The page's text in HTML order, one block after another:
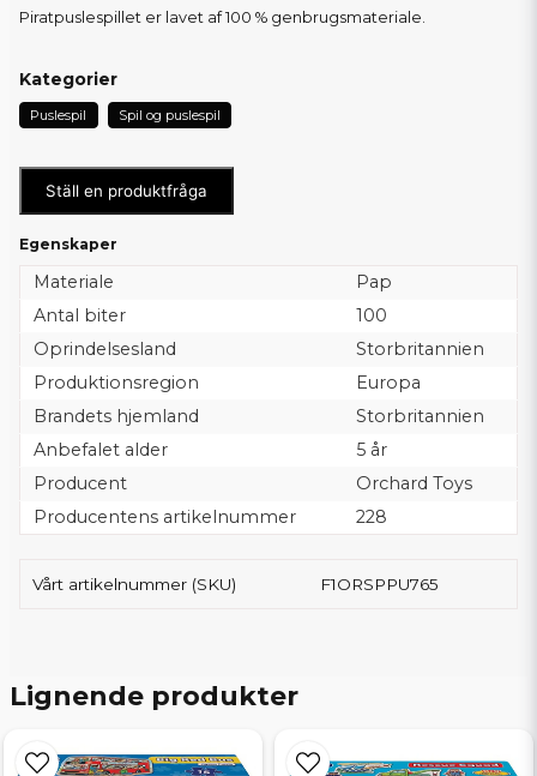
Piratpuslespillet er lavet af 100 % genbrugsmateriale.
Kategorier
Puslespil Spil og puslespil
Ställ en produktfråga
Egenskaper
Materiale
Pap
Antal biter
100
Oprindelsesland
Storbritannien
Produktionsregion
Europa
Brandets hjemland
Storbritannien
Anbefalet alder
5 år
Producent
Orchard Toys
Producentens artikelnummer
228
Vårt artikelnummer (SKU) F1ORSPPU765
Lignende produkter